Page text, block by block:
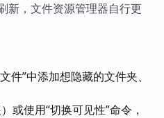
新，文件资源管理器自行更
”中添加想隐藏的文件夹、
或使用“切换可见性”命令，